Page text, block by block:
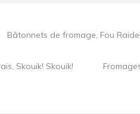
Bâtonnets de fromage, Fou Raide!
Skouik! Skouik!